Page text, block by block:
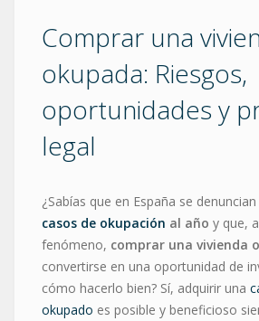
Comprar una
okupada: Riesgos,
oportunidades y
legal
¿Sabías que en España se
casos de okupación al año y que,
fenómeno, comprar una vivienda
convertirse en una oportunidad de
cómo hacerlo bien? Sí, adquirir una
okupado es posible y beneficioso